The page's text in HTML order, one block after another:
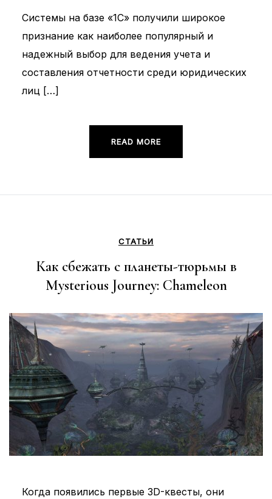
Системы на базе «1С» получили широкое
признание как наиболее популярный и
надежный выбор для ведения учета и
составления отчетности среди юридических
лиц […]
READ MORE
СТАТЬИ
Как сбежать с планеты-тюрьмы в
Mysterious Journey: Chameleon
Когда появились первые 3D-квесты, они